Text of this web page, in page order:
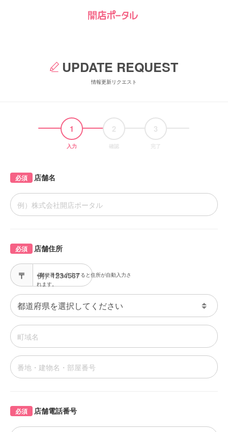
UPDATE REQUEST
情報更新リクエスト
1
入力
2
確認
3
完了
店舗名
必須
店舗住所
必須
※郵便番号を入力すると住所が自動入力さ
れます。
店舗電話番号
必須